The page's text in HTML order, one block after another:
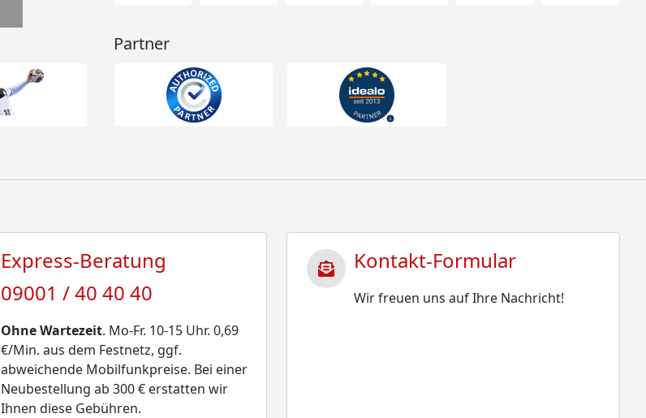
Partner
Express-Beratung
09001 / 40 40 40
Ohne Wartezeit. Mo-Fr. 10-15 Uhr. 0,69
€/Min. aus dem Festnetz, ggf.
abweichende Mobilfunkpreise. Bei einer
Neubestellung ab 300 € erstatten wir
Ihnen diese Gebühren.
Kontakt-Formular
Wir freuen uns auf Ihre Nachricht!